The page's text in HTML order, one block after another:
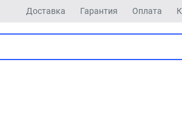
Доставка Гарантия Оплата